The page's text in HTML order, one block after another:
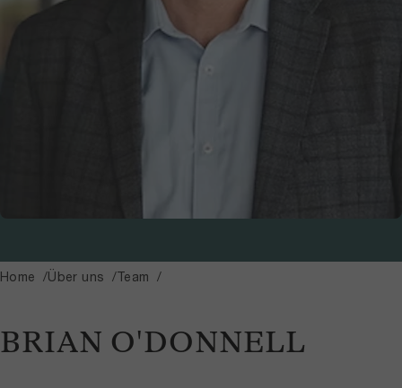
Home Über uns Team
BRIAN O'DONNELL